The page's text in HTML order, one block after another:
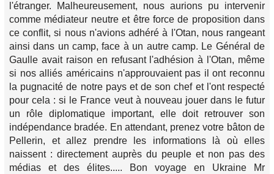
l'étranger. Malheureusement, nous aurions pu intervenir
comme médiateur neutre et être force de proposition dans
ce conflit, si nous n'avions adhéré à l'Otan, nous rangeant
ainsi dans un camp, face à un autre camp. Le Général de
Gaulle avait raison en refusant l'adhésion à l'Otan, même
si nos alliés américains n'approuvaient pas il ont reconnu
la pugnacité de notre pays et de son chef et l'ont respecté
pour cela : si le France veut à nouveau jouer dans le futur
un rôle diplomatique important, elle doit retrouver son
indépendance bradée. En attendant, prenez votre bâton de
Pellerin, et allez prendre les informations là où elles
naissent : directement auprès du peuple et non pas des
médias et des élites..... Bon voyage en Ukraine Mr